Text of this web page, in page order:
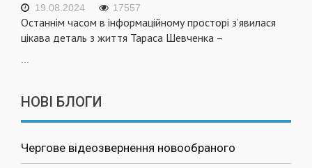
19.08.2024 17557
Останнім часом в інформаційному просторі з’явилася
цікава деталь з життя Тараса Шевченка –
НОВІ БЛОГИ
Чергове відеозвернення новообраного